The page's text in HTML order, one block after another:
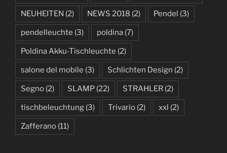
NEUHEITEN (2) NEWS 2018 (2) Pendel (3)
pendelleuchte (3) poldina (7)
Poldina Akku-Tischleuchte (2)
salone del mobile (3) Schlichten Design (2)
Segno (2) SLAMP (22) STRAHLER (2)
tischbeleuchtung (3) Trivario (2) xxl (2)
Zafferano (11)